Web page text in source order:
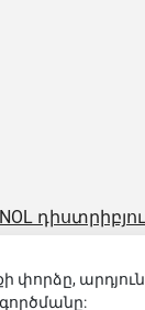
OIL MARKET
փորձը,